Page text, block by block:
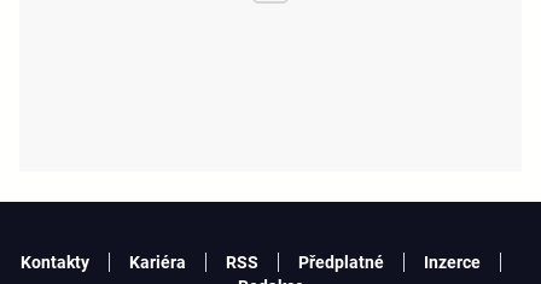
Kontakty Kariéra RSS Předplatné
Inzerce